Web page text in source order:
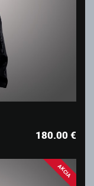
180.00€
AKCIA